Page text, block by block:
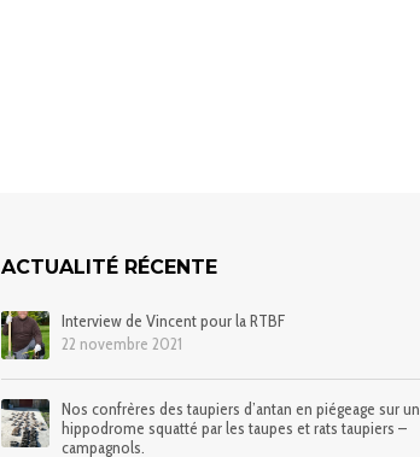
ACTUALITÉ RÉCENTE
Interview de Vincent pour la RTBF
22 novembre 2021
Nos confrères des taupiers d’antan en piégeage sur un
hippodrome squatté par les taupes et rats taupiers –
campagnols.